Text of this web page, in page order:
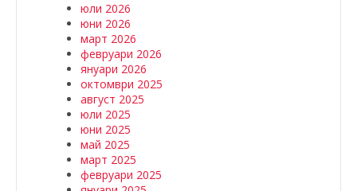
юли 2026
юни 2026
март 2026
февруари 2026
януари 2026
октомври 2025
август 2025
юли 2025
юни 2025
май 2025
март 2025
февруари 2025